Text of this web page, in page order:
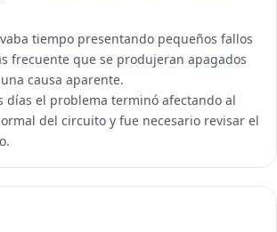
tiempo presentando pequeños fallos
frecuente que se produjeran apagados
causa aparente.
días el problema terminó afectando al
del circuito y fue necesario revisar el